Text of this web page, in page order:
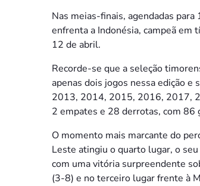
Nas meias-finais, agendadas
enfrenta a Indonésia, campeã em
12 de abril.
Recorde-se que a seleção
apenas dois jogos nessa edição
2013, 2014, 2015, 2016, 2017,
2 empates e 28 derrotas, com 86
O momento mais marcante do
Leste atingiu o quarto lugar, o
com uma vitória surpreendente
(3-8) e no terceiro lugar frente à